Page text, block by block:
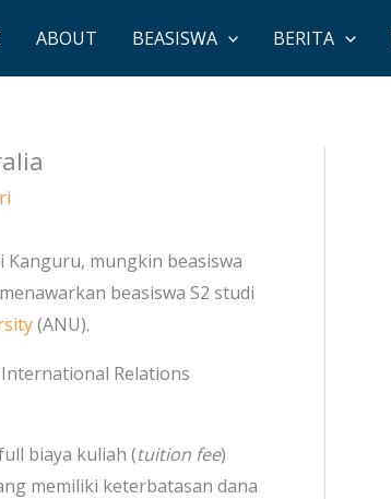
ABOUT BEASISWA BERITA
Kanguru, mungkin beasiswa
menawarkan beasiswa S2 studi
(ANU).
Relations
biaya kuliah (tuition fee)
memiliki keterbatasan dana